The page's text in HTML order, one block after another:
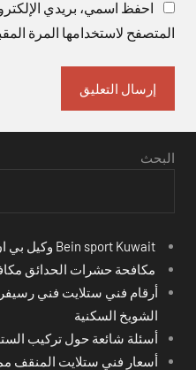
احفظ اسمي، بريدي
المتصفح لاستخدامها المرة
البحث
مكافحة حشرات الحدائق
أرقام فني ستلايت فني
الشويخ السكنية
أسئلة شائعة حول تركيب
أسعار فني ستلايت المنقف